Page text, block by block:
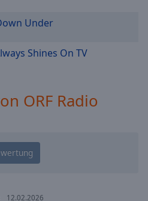
Under
Shines On TV
ORF Radio
12.02.2026